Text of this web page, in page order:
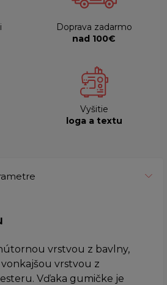
Doprava zadarmo
nad 100€
Vyšitie
loga a textu
vrstvou z bavlny,
vrstvou z
Vďaka gumičke je